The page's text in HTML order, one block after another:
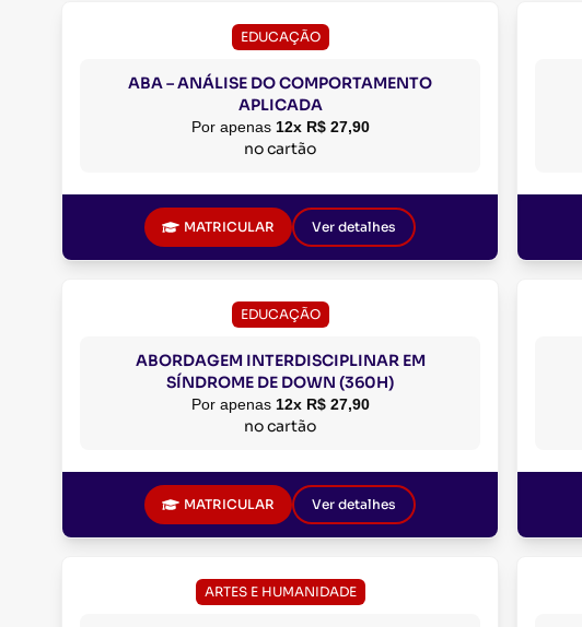
EDUCAÇÃO
ABA – ANÁLISE DO COMPORTAMENTO
APLICADA
Por apenas 12x R$ 27,90
no cartão
MATRICULAR Ver detalhes
EDUCAÇÃO
ABORDAGEM INTERDISCIPLINAR EM
SÍNDROME DE DOWN (360H)
Por apenas 12x R$ 27,90
no cartão
MATRICULAR Ver detalhes
ARTES E HUMANIDADE